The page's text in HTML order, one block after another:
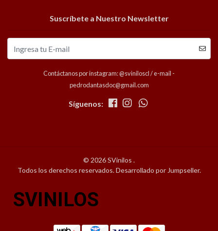
Suscríbete a Nuestro Newsletter
Contáctanos por instagram: @sviniloscl / e-mail -
pedrodantasdoc@gmail.com
Síguenos:
© 2026 SVinilos .
Todos los derechos reservados.Desarrollado por Jumpseller.
SVINILOS